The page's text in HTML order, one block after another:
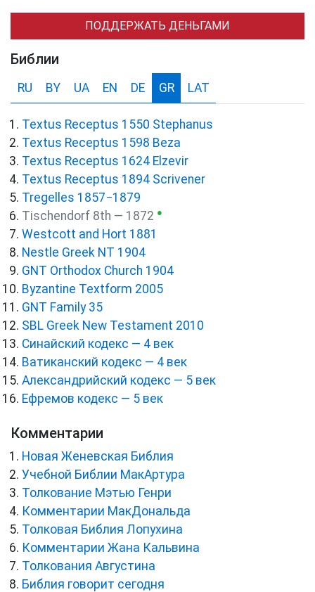
ПОДДЕРЖАТЬ ДЕНЬГАМИ
Библии
RU BY UA EN DE GR LAT
Textus Receptus 1550 Stephanus
Textus Receptus 1598 Beza
Textus Receptus 1624 Elzevir
Textus Receptus 1894 Scrivener
Tregelles 1857−1879
Tischendorf 8th — 1872 ●
Westcott and Hort 1881
Nestle Greek NT 1904
GNT Orthodox Church 1904
Byzantine Textform 2005
GNT Family 35
SBL Greek New Testament 2010
Синайский кодекс — 4 век
Ватиканский кодекс — 4 век
Александрийский кодекс — 5 век
Ефремов кодекс — 5 век
Комментарии
Новая Женевская Библия
Учебной Библии МакАртура
Толкование Мэтью Генри
Комментарии МакДональда
Толковая Библия Лопухина
Комментарии Жана Кальвина
Толкования Августина
Библия говорит сегодня